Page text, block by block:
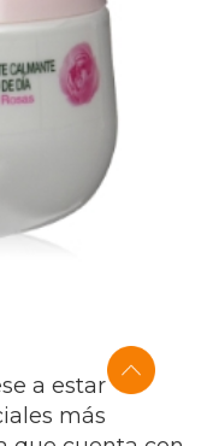
a estar
más